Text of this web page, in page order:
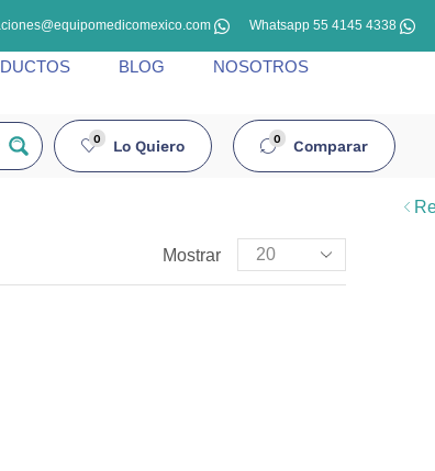
Whatsapp 55 4145 4338
BLOG
NOSOTROS
0 Lo Quiero 0 Comparar
Mostrar